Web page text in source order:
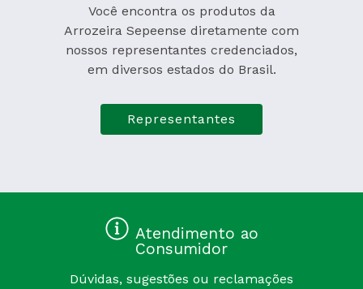
Você encontra os produtos da
Arrozeira Sepeense diretamente com
nossos representantes credenciados,
em diversos estados do Brasil.
Representantes
Atendimento ao
Consumidor
Dúvidas, sugestões ou reclamações